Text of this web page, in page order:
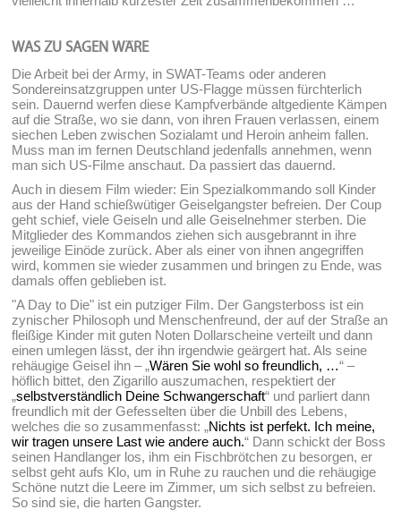
WAS ZU SAGEN WÄRE
Die Arbeit bei der Army, in SWAT-Teams oder anderen
Sondereinsatzgruppen unter US-Flagge müssen fürchterlich
sein. Dauernd werfen diese Kampfverbände altgediente Kämpen
auf die Straße, wo sie dann, von ihren Frauen verlassen, einem
siechen Leben zwischen Sozialamt und Heroin anheim fallen.
Muss man im fernen Deutschland jedenfalls annehmen, wenn
man sich US-Filme anschaut. Da passiert das dauernd.
Auch in diesem Film wieder: Ein Spezialkommando soll Kinder
aus der Hand schießwütiger Geiselgangster befreien. Der Coup
geht schief, viele Geiseln und alle Geiselnehmer sterben. Die
Mitglieder des Kommandos ziehen sich ausgebrannt in ihre
jeweilige Einöde zurück. Aber als einer von ihnen angegriffen
wird, kommen sie wieder zusammen und bringen zu Ende, was
damals offen geblieben ist.
"A Day to Die" ist ein putziger Film. Der Gangsterboss ist ein
zynischer Philosoph und Menschenfreund, der auf der Straße an
fleißige Kinder mit guten Noten Dollarscheine verteilt und dann
einen umlegen lässt, der ihn irgendwie geärgert hat. Als seine
rehäugige Geisel ihn – „Wären Sie wohl so freundlich, …“ –
höflich bittet, den Zigarillo auszumachen, respektiert der
„selbstverständlich Deine Schwangerschaft“ und parliert dann
freundlich mit der Gefesselten über die Unbill des Lebens,
welches die so zusammenfasst: „Nichts ist perfekt. Ich meine,
wir tragen unsere Last wie andere auch.“ Dann schickt der Boss
seinen Handlanger los, ihm ein Fischbrötchen zu besorgen, er
selbst geht aufs Klo, um in Ruhe zu rauchen und die rehäugige
Schöne nutzt die Leere im Zimmer, um sich selbst zu befreien.
So sind sie, die harten Gangster.